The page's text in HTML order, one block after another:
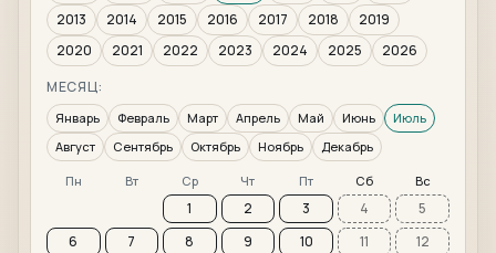
2013
2014 2015 2016 2017 2018
2019
2020
2021 2022 2023 2024 2025
2026
МЕСЯЦ:
Январь Февраль Март Апрель Май Июнь
Июль
Август
Сентябрь Октябрь Ноябрь Декабрь
Пн Вт Ср Чт Пт Сб Вс
1 2 3 4
5
6
7 8 9 10 11
12